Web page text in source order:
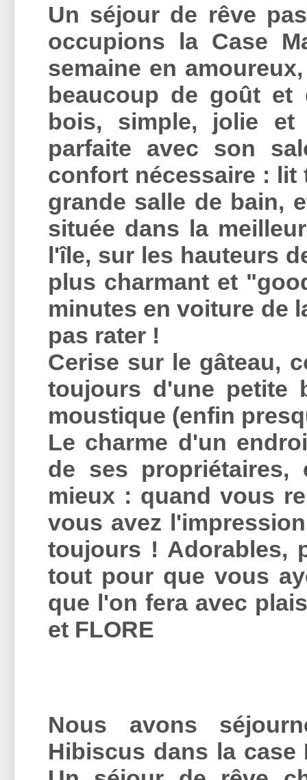
Un séjour de rêve
occupions la Case
semaine en
beaucoup de goût et
bois, simple, jolie et
parfaite avec son
confort nécessaire : lit
grande salle de bain,
située dans la
l'île, sur les hauteurs
plus charmant et
minutes en voiture de
pas rater !
Cerise sur le gâteau,
toujours d'une petite
moustique (enfin
Le charme d'un
de ses
mieux : quand vous
vous avez
toujours ! Adorables,
tout pour que vous
que l'on fera avec
et FLORE
Nous avons
Hibiscus dans la case